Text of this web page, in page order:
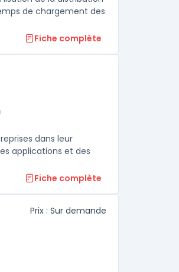
de chargement des
Fiche complète
dans leur
applications et des
Fiche complète
Prix : Sur demande